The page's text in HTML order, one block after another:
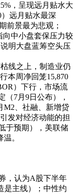
，呈现远月贴水大
远月贴水最深
前景最为悲观；
向中小盘套保压力较
明大盘蓝筹空头压
线之上，制造业仍
本周净回笼15,870
）下行，市场流
（7月9日公布），
M2、社融、新增贷
发对经济动能的担
于预期），美联储
。
，认为A股下半年
是主线）；中性约